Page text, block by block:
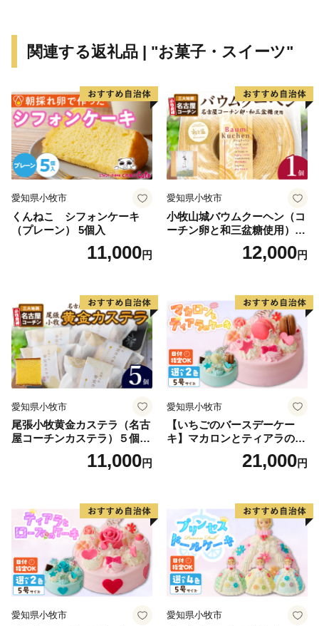
関連する返礼品 | "お菓子・スイーツ"
愛知県小牧市
くんねこ シフォンケーキ
（プレーン） 5個入
11,000円
愛知県小牧市
小牧山城バウムクーヘン（コ
ーチン卵と和三盆糖使用）
名古屋コーチン バームクー
ヘン 和三盆 小牧銘菓 バウム
12,000円
愛知県小牧市
尾張小牧黄金カステラ（名古
屋コーチンカステラ）５個入
名古屋コーチン カステラ ザ
ラメ 常温 愛知県 小牧市 アン
11,000円
愛知県小牧市
【いちごのバースデーケー
キ】マカロンとティアラのケ
ーキ スイーツ 日時指定可 デ
ザート 洋菓子 お取り寄せ 愛
デコレーションケーキ ホー
ルケーキ
21,000円
愛知県小牧市 愛知県小牧市